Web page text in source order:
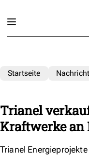
Startseite
Trianel
Kraftwerke an
Trianel